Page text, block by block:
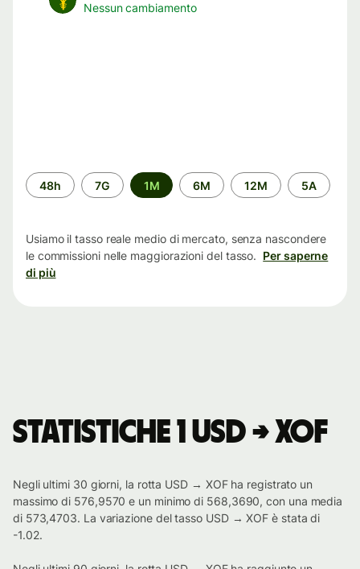
Nessun cambiamento
Periodo
di
48h 7G 1M 6M 12M 5A
Usiamo il tasso reale medio di mercato, senza nascondere
le commissioni nelle maggiorazioni del tasso. Per saperne
di più
Statistiche 1 USD → XOF
Negli ultimi 30 giorni, la rotta USD → XOF ha registrato un
massimo di 576,9570 e un minimo di 568,3690, con una media
di 573,4703. La variazione del tasso USD → XOF è stata di
-1.02.